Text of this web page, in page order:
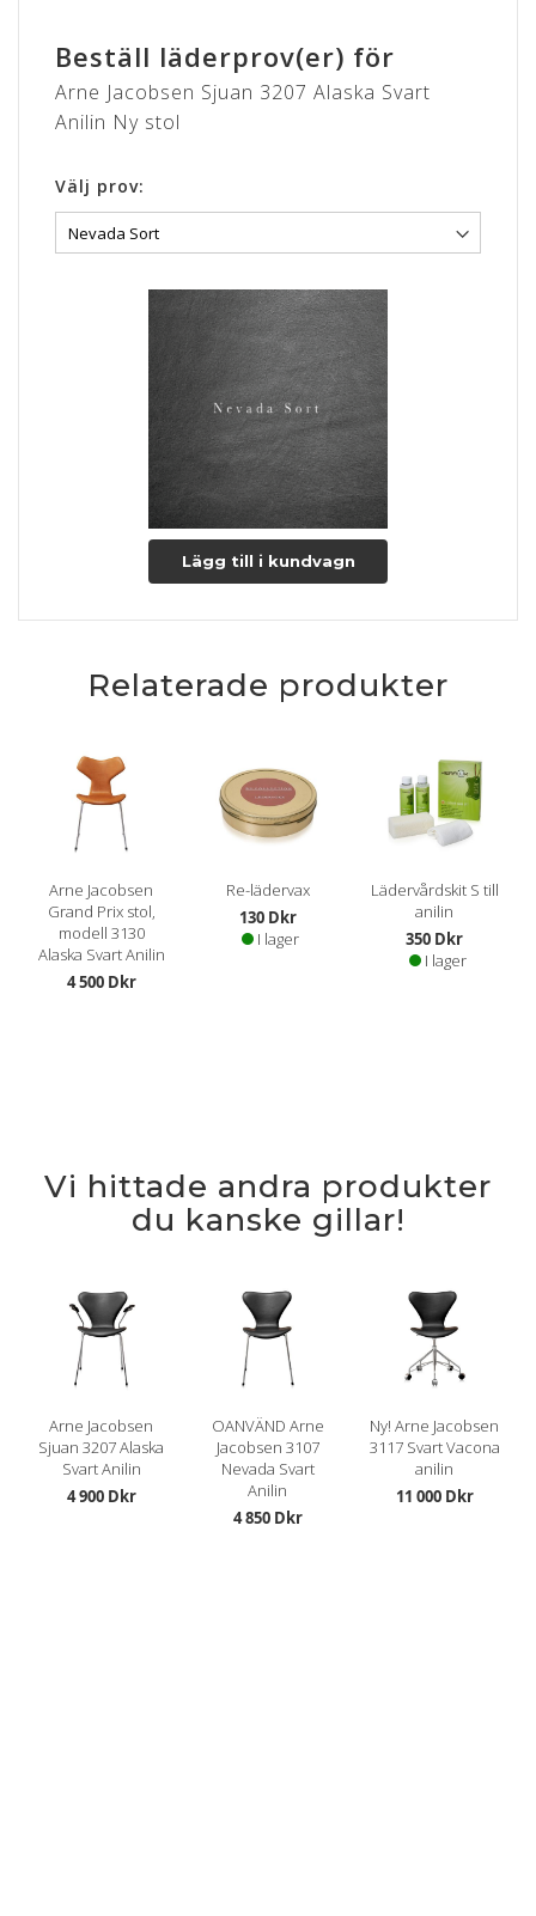
Beställ läderprov(er) för
Arne Jacobsen Sjuan 3207 Alaska Svart
Anilin Ny stol
Välj prov:
Lägg till i kundvagn
Relaterade produkter
Arne Jacobsen
Grand Prix stol,
modell 3130
Alaska Svart Anilin
4 500 Dkr
Re-lädervax
130 Dkr
I lager
Lädervårdskit S till
anilin
350 Dkr
I lager
Vi hittade andra produkter
du kanske gillar!
Arne Jacobsen
Sjuan 3207 Alaska
Svart Anilin
4 900 Dkr
OANVÄND Arne
Jacobsen 3107
Nevada Svart
Anilin
4 850 Dkr
Ny! Arne Jacobsen
3117 Svart Vacona
anilin
11 000 Dkr